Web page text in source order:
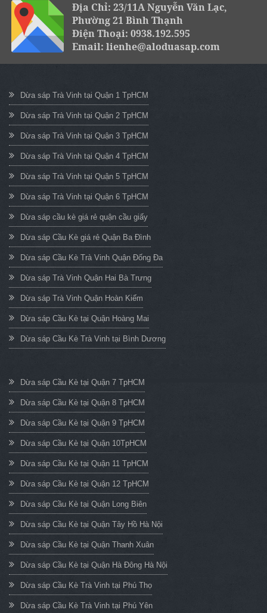
Địa Chỉ: 23/11A Nguyễn Văn Lạc,
Phường 21 Bình Thạnh
Điện Thoại: 0938.192.595
Email: lienhe@aloduasap.com
Dừa sáp Trà Vinh tại Quận 1 TpHCM
Dừa sáp Trà Vinh tại Quận 2 TpHCM
Dừa sáp Trà Vinh tại Quận 3 TpHCM
Dừa sáp Trà Vinh tại Quận 4 TpHCM
Dừa sáp Trà Vinh tại Quận 5 TpHCM
Dừa sáp Trà Vinh tại Quận 6 TpHCM
Dừa sáp cầu kè giá rẻ quận cầu giấy
Dừa sáp Cầu Kè giá rẻ Quận Ba Đình
Dừa sáp Cầu Kè Trà Vinh Quận Đống Đa
Dừa sáp Trà Vinh Quận Hai Bà Trưng
Dừa sáp Trà Vinh Quận Hoàn Kiếm
Dừa sáp Cầu Kè tại Quận Hoàng Mai
Dừa sáp Cầu Kè Trà Vinh tại Bình Dương
Dừa sáp Cầu Kè tại Quận 7 TpHCM
Dừa sáp Cầu Kè tại Quận 8 TpHCM
Dừa sáp Cầu Kè tại Quận 9 TpHCM
Dừa sáp Cầu Kè tại Quận 10TpHCM
Dừa sáp Cầu Kè tại Quận 11 TpHCM
Dừa sáp Cầu Kè tại Quận 12 TpHCM
Dừa sáp Cầu Kè tại Quận Long Biên
Dừa sáp Cầu Kè tại Quận Tây Hồ Hà Nội
Dừa sáp Cầu Kè tại Quận Thanh Xuân
Dừa sáp Cầu Kè tại Quận Hà Đông Hà Nội
Dừa sáp Cầu Kè Trà Vinh tại Phú Thọ
Dừa sáp Cầu Kè Trà Vinh tại Phú Yên